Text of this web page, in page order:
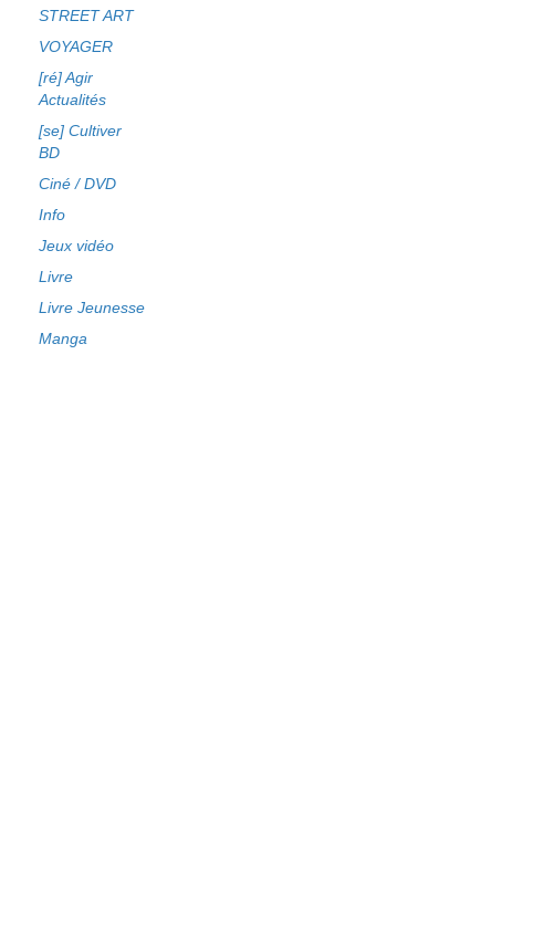
STREET ART
VOYAGER
[ré] Agir
Actualités
[se] Cultiver
BD
Ciné / DVD
Info
Jeux vidéo
Livre
Livre Jeunesse
Manga